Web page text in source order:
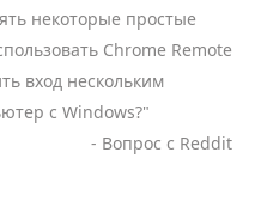
некоторые простые
Chrome Remote
вход нескольким
с Windows?"
- Вопрос с Reddit